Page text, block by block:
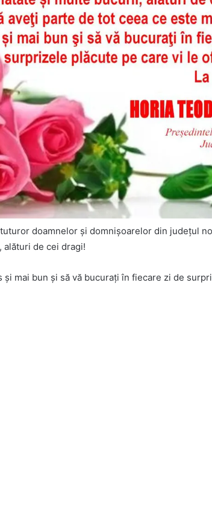
doamnelor şi domnişoarelor din județul
alături de cei dragi!
mai bun şi să vă bucuraţi în fiecare zi de